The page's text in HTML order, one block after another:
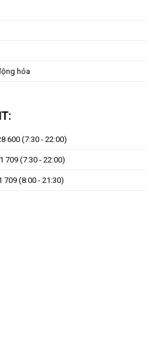
hóa
600(7:30 - 22:00)
709(7:30 - 22:00)
709(8:00 - 21:30)